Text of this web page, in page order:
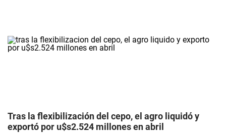
Tras la flexibilización del cepo, el agro liquidó y
exportó por u$s2.524 millones en abril